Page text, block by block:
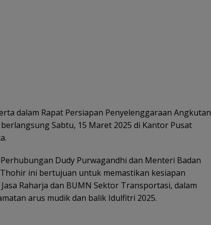
dalam Rapat Persiapan Penyelenggaraan Angkutan
Sabtu, 15 Maret 2025 di Kantor Pusat
Dudy Purwagandhi dan Menteri Badan
ini bertujuan untuk memastikan kesiapan
Raharja dan BUMN Sektor Transportasi, dalam
arus mudik dan balik Idulfitri 2025.